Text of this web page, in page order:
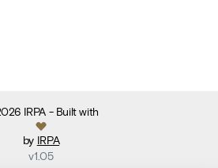
IRPA- Built with
by IRPA
v1.05